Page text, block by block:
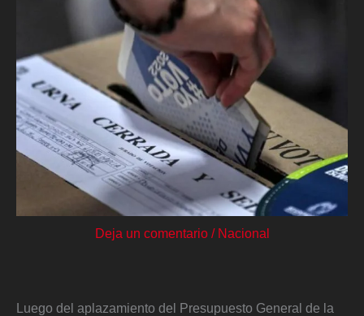
Deja un comentario / Nacional
Luego del aplazamiento del Presupuesto General de la